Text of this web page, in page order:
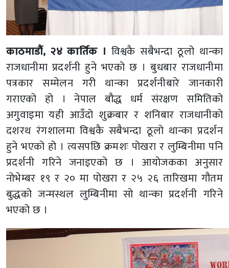
काठमाडौं, २४ कार्तिक । विश्वकै सबैभन्दा ठूलो थान्का
राजधानीमा प्रदर्शनी हुने भएको छ । बुधबार राजधानीमा
पत्रकार सम्मेलन गरी थान्का प्रदर्शनीबारे जानकारी
गराएको हो । नेपाल बौद्ध धर्म संरक्षण समितिको
अगुवाइमा यही आउँदो शुक्रबार र शनिबार राजधानीको
दशरथ रंगशालमा विश्वकै सबैभन्दा ठूलो थान्का प्रदर्शन
हुने भएको हो । त्यसपछि क्रमशः पोखरा र लुम्बिनीमा पनि
प्रदर्शनी गरिने जनाइएको छ । आयोजकका अनुसार
नोभेम्बर १९ र २० मा पोखरा र २५ २६ तारिखमा गौतम
बुद्धको जन्मस्थल लुम्बिनीमा सो थान्का प्रदर्शनी गरिने
भएको छ ।